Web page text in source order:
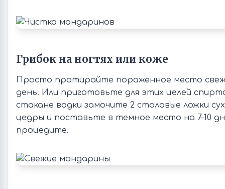
Грибок на ногтях или коже
Просто протирайте пораженное место
день. Или приготовьте для этих целей
стакане водки замочите 2 столовые ложки
цедры и поставьте в темное место на 7–10
процедите.